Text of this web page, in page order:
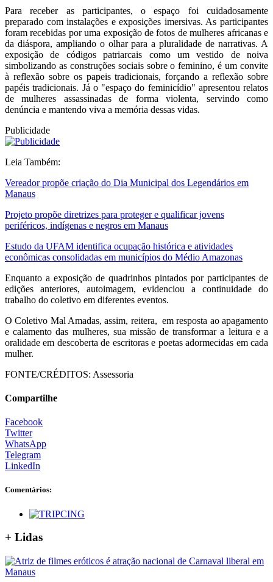
Para receber as participantes, o espaço foi cuidadosamente
preparado com instalações e exposições imersivas. As participantes
foram recebidas por uma exposição de fotos de mulheres africanas e
da diáspora, ampliando o olhar para a pluralidade de narrativas. A
exposição de códigos patriarcais como um vestido de noiva
simbolizando as construções sociais sobre o feminino, é um convite
à reflexão sobre os papeis tradicionais, forçando a reflexão sobre
papéis tradicionais. Já o "espaço do feminicídio" apresentou relatos
de mulheres assassinadas de forma violenta, servindo como
denúncia e mantendo viva a memória dessas vidas.
Publicidade
Leia Também:
Vereador propõe criação do Dia Municipal dos Legendários em
Manaus
Projeto propõe diretrizes para proteger e qualificar jovens
periféricos, indígenas e negros em Manaus
Estudo da UFAM identifica ocupação histórica e atividades
econômicas consolidadas em municípios do Médio Amazonas
Enquanto a exposição de quadrinhos pintados por participantes de
edições anteriores, autoimagem, evidenciou a continuidade do
trabalho do coletivo em diferentes eventos.
O Coletivo Mal Amadas, assim, reitera, em resposta ao apagamento
e calamento das mulheres, sua missão de transformar a leitura e a
oralidade em descoberta de escritoras e poetas adormecidas em cada
mulher.
FONTE/CRÉDITOS: Assessoria
Compartilhe
Facebook
Twitter
WhatsApp
Telegram
LinkedIn
Comentários:
+ Lidas